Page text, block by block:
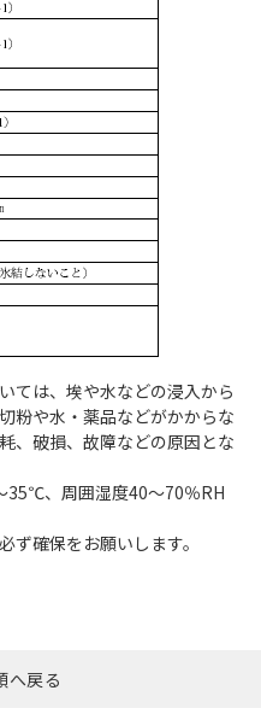
ては、埃や水などの浸入から
粉や水・薬品などがかからな
、破損、故障などの原因とな
35℃、周囲湿度40～70％RH
ず確保をお願いします。
へ戻る